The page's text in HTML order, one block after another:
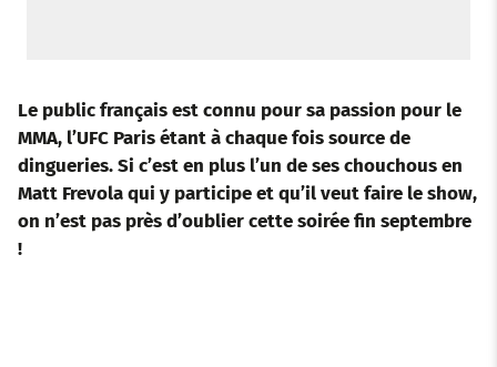
Le public français est connu pour sa passion pour le
MMA, l’UFC Paris étant à chaque fois source de
dingueries. Si c’est en plus l’un de ses chouchous en
Matt Frevola qui y participe et qu’il veut faire le show,
on n’est pas près d’oublier cette soirée fin septembre
!